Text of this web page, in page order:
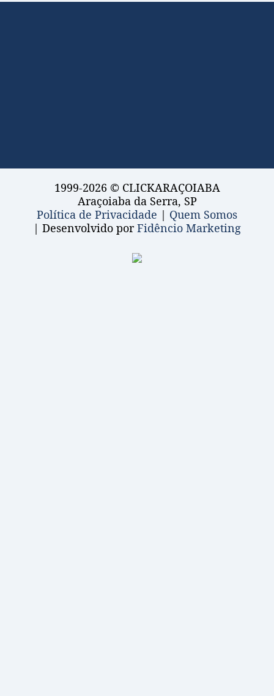
1999-2026 © CLICKARAÇOIABA
Araçoiaba da Serra, SP
Política de Privacidade | Quem Somos
| Desenvolvido porFidêncio Marketing